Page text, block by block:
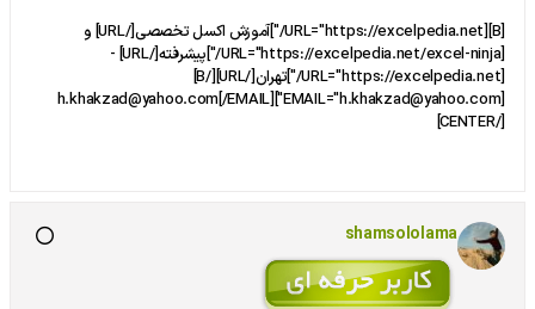
[B][URL="https://excelpedia.net/"]آموزش اکسل تخصصی[/URL] و
[URL="https://excelpedia.net/excel-ninja/"]پیشرفته[/URL] -
[URL="https://excelpedia.net/"]تهران[/URL][/B]
[EMAIL="h.khakzad@yahoo.com"]h.khakzad@yahoo.com[/EMAIL]
[/CENTER]
shamsololama